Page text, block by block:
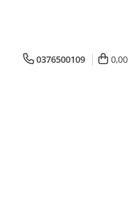
0376500109 0,00